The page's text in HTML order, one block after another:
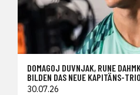
DOMAGOJ DUVNJAK, RUNE
BILDEN DAS NEUE KAPITÄNS-
30.07.26